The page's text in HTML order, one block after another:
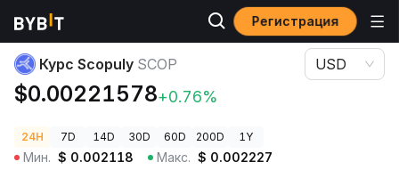
Регистрация
Цены криптовалют Курс Scopuly SCOP
Курс Scopuly SCOP
$0.00221578+0.76%
USD
24H 7D 14D 30D 60D 200D 1Y
Мин. $ 0.002118 Макс. $ 0.002227